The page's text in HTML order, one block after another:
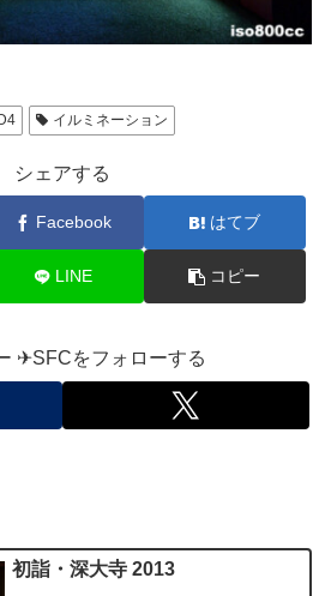
イルミネーション
シェアする
Facebook はてブ
LINE コピー
✈︎SFCをフォローする
初詣・深大寺 2013